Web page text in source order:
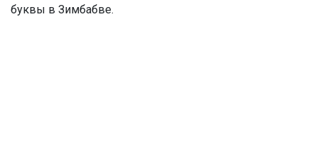
буквы в Зимбабве.